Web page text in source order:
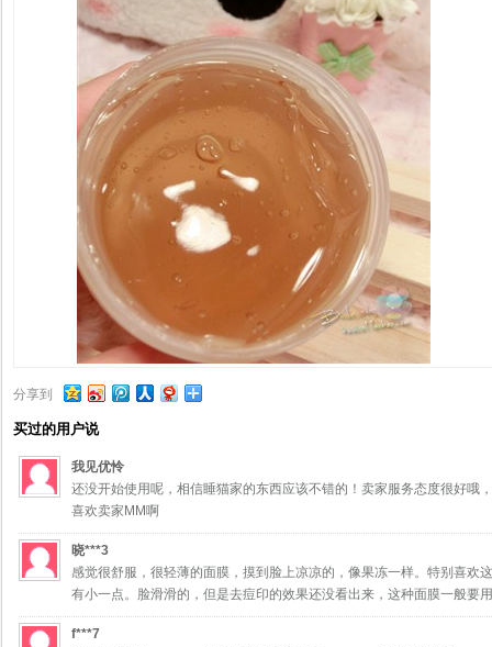
分享到
买过的用户说
我见优怜
还没开始使用呢，相信睡猫家的东西应该不错的！卖家服务态度很好哦
喜欢卖家MM啊
晓***3
感觉很舒服，很轻薄的面膜，摸到脸上凉凉的，像果冻一样。特别喜欢
有小一点。脸滑滑的，但是去痘印的效果还没看出来，这种面膜一般要
f***7